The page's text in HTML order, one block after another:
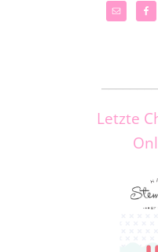
Letzte